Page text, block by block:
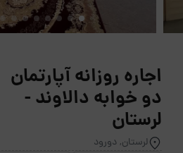
اجاره روزانه آپارتمان
دو خوابه دالاوند -
لرستان
لرستان, دورود